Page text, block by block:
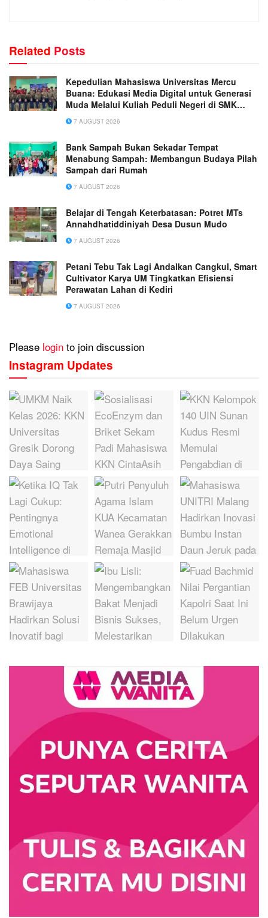
Related Posts
Kepedulian Mahasiswa Universitas Mercu
Buana: Edukasi Media Digital untuk Generasi
Muda Melalui Kuliah Peduli Negeri di SMK
Muhammadiyah 1 Tangerang
7 AUGUST 2026
Bank Sampah Bukan Sekadar Tempat
Menabung Sampah: Membangun Budaya Pilah
Sampah dari Rumah
7 AUGUST 2026
Belajar di Tengah Keterbatasan: Potret MTs
Annahdhatiddiniyah Desa Dusun Mudo
7 AUGUST 2026
Petani Tebu Tak Lagi Andalkan Cangkul, Smart
Cultivator Karya UM Tingkatkan Efisiensi
Perawatan Lahan di Kediri
7 AUGUST 2026
Please login to join discussion
Instagram Updates